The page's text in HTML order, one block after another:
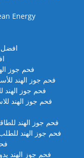
Energy
فحم جوز
فحم جوز الهند
فحم جوز الهند
فحم جوز الهند
فحم جوز الهند
فحم جوز الهند
فحم جوز الهند